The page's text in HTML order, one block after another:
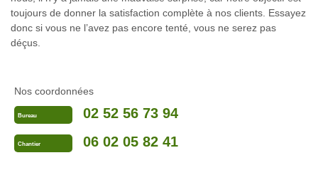
toujours de donner la satisfaction complète à nos clients. Essayez
donc si vous ne l’avez pas encore tenté, vous ne serez pas
déçus.
Nos coordonnées
Bureau 02 52 56 73 94
Chantier 06 02 05 82 41